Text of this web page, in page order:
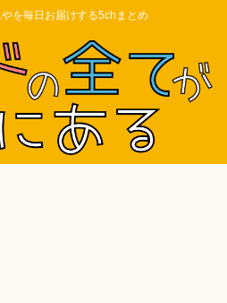
を毎日お届けする5chまとめ